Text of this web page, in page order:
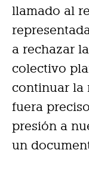
llamado al
a rechazar
colectivo
continuar la
fuera
presión a
un